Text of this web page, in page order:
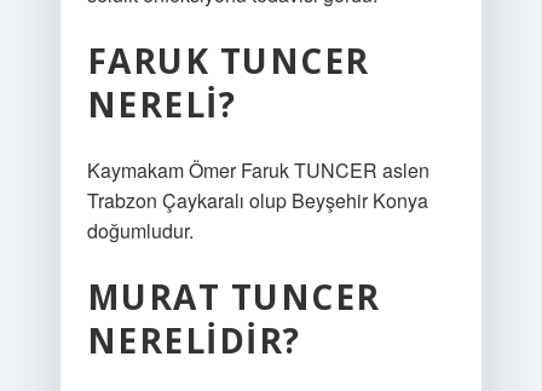
FARUK TUNCER
NERELI?
Kaymakam Ömer Faruk TUNCER aslen
Trabzon Çaykaralı olup Beyşehir Konya
doğumludur.
MURAT TUNCER
NERELIDIR?